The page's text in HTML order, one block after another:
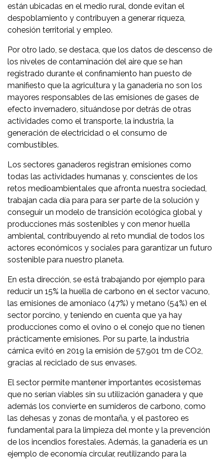
están ubicadas en el medio rural, donde evitan el
despoblamiento y contribuyen a generar riqueza,
cohesión territorial y empleo.
Por otro lado, se destaca, que los datos de descenso de
los niveles de contaminación del aire que se han
registrado durante el confinamiento han puesto de
manifiesto que la agricultura y la ganadería no son los
mayores responsables de las emisiones de gases de
efecto invernadero, situándose por detrás de otras
actividades como el transporte, la industria, la
generación de electricidad o el consumo de
combustibles.
Los sectores ganaderos registran emisiones como
todas las actividades humanas y, conscientes de los
retos medioambientales que afronta nuestra sociedad,
trabajan cada día para para ser parte de la solución y
conseguir un modelo de transición ecológica global y
producciones más sostenibles y con menor huella
ambiental, contribuyendo al reto mundial de todos los
actores económicos y sociales para garantizar un futuro
sostenible para nuestro planeta.
En esta dirección, se está trabajando por ejemplo para
reducir un 15% la huella de carbono en el sector vacuno,
las emisiones de amoniaco (47%) y metano (54%) en el
sector porcino, y teniendo en cuenta que ya hay
producciones como el ovino o el conejo que no tienen
prácticamente emisiones. Por su parte, la industria
cárnica evitó en 2019 la emisión de 57.901 tm de CO2,
gracias al reciclado de sus envases.
El sector permite mantener importantes ecosistemas
que no serían viables sin su utilización ganadera y que
además los convierte en sumideros de carbono, como
las dehesas y zonas de montaña, y el pastoreo es
fundamental para la limpieza del monte y la prevención
de los incendios forestales. Además, la ganadería es un
ejemplo de economía circular, reutilizando para la